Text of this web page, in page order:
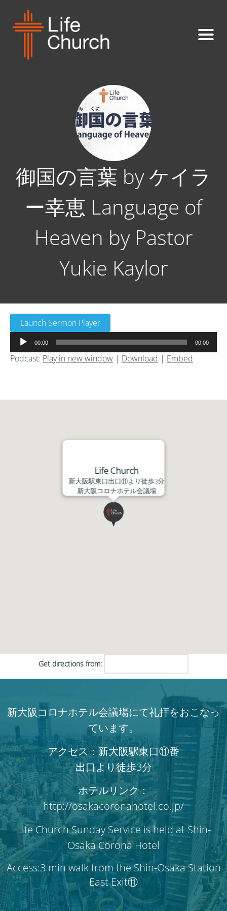
御国の言葉 by ケイラ
ー幸恵 Language of
Heaven by Pastor
Yukie Kaylor
Launch Sermon Player
声
プ
ヤ
00:00 00:00
Podcast: Play in new window | Download | Embed
Life Church
新大阪駅東口出口⑪より徒歩3分
新大阪コロナホテル会議場
Get directions from:
新大阪コロナホテル会議場にて礼拝をおこなっ
ています。
アクセス：新大阪駅東口⑪番
出口より徒歩3分
ホテルリンク：
http://osakacoronahotel.co.jp/
Life Church Sunday Service is held at Shin-
Osaka Corona Hotel
Access:3 min walk from the Shin-Osaka Station
East Exit⑪